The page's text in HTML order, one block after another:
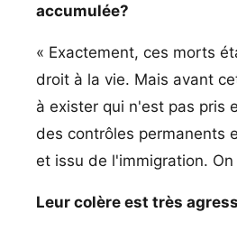
accumulée?
« Exactement, ces morts
droit à la vie. Mais avant
à exister qui n'est pas pris
des contrôles permanents
et issu de l'immigration.
Leur colère est très